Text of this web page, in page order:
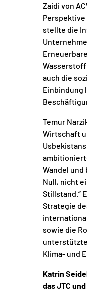
Zaidi von
Perspektive
stellte die
auch die
Einbindung
Temur
Wirtschaft
Wandel
Null, nicht
Stillstand.“
Strategie
sowie die
Klima- und
Katrin
das JTC